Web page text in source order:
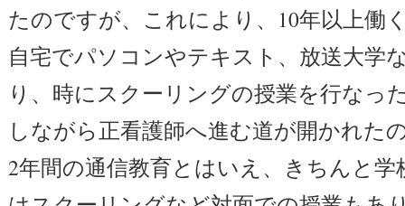
たのですが、これにより、10年以上働
自宅でパソコンやテキスト、放送大学
り、時にスクーリングの授業を行なっ
しながら正看護師へ進む道が開かれた
2年間の通信教育とはいえ、きちんと